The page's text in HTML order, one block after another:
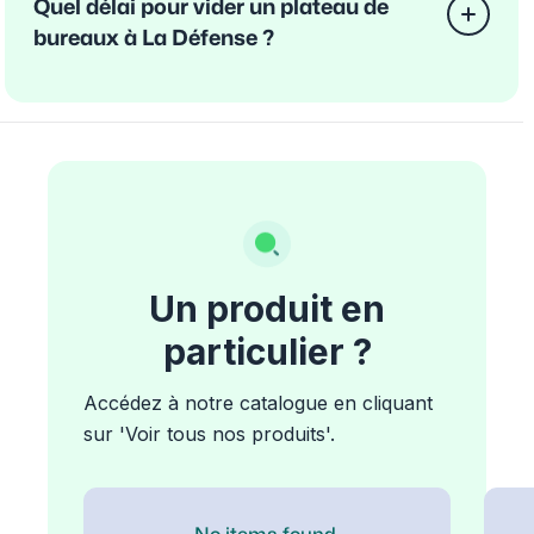
Quel délai pour vider un plateau de
bureaux à La Défense ?
Un produit en
particulier ?
Accédez à notre catalogue en cliquant
sur 'Voir tous nos produits'.